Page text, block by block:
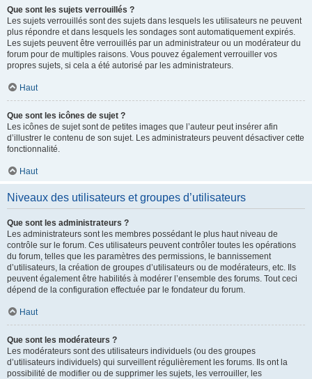
Que sont les sujets verrouillés ?
Les sujets verrouillés sont des sujets dans lesquels les utilisateurs ne peuvent
plus répondre et dans lesquels les sondages sont automatiquement expirés.
Les sujets peuvent être verrouillés par un administrateur ou un modérateur du
forum pour de multiples raisons. Vous pouvez également verrouiller vos
propres sujets, si cela a été autorisé par les administrateurs.
Haut
Que sont les icônes de sujet ?
Les icônes de sujet sont de petites images que l’auteur peut insérer afin
d’illustrer le contenu de son sujet. Les administrateurs peuvent désactiver cette
fonctionnalité.
Haut
Niveaux des utilisateurs et groupes d’utilisateurs
Que sont les administrateurs ?
Les administrateurs sont les membres possédant le plus haut niveau de
contrôle sur le forum. Ces utilisateurs peuvent contrôler toutes les opérations
du forum, telles que les paramètres des permissions, le bannissement
d’utilisateurs, la création de groupes d’utilisateurs ou de modérateurs, etc. Ils
peuvent également être habilités à modérer l’ensemble des forums. Tout ceci
dépend de la configuration effectuée par le fondateur du forum.
Haut
Que sont les modérateurs ?
Les modérateurs sont des utilisateurs individuels (ou des groupes
d’utilisateurs individuels) qui surveillent régulièrement les forums. Ils ont la
possibilité de modifier ou de supprimer les sujets, les verrouiller, les